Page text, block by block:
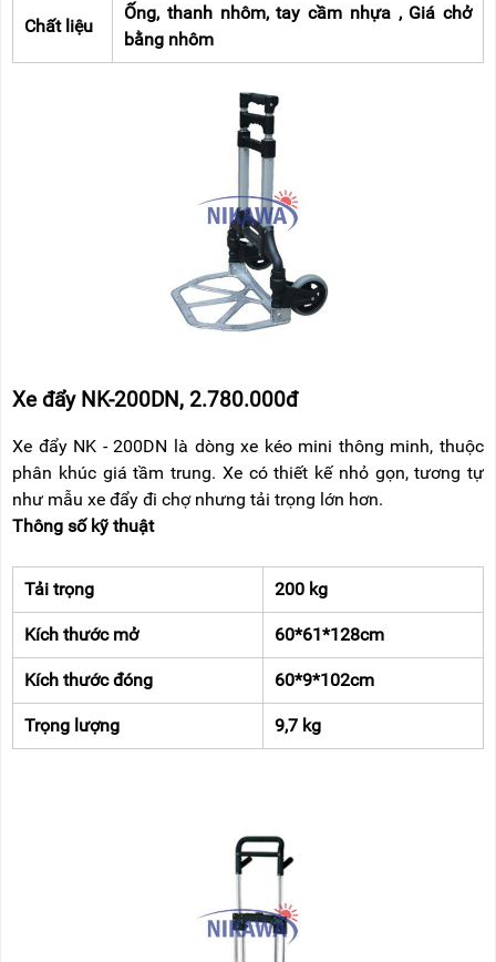
Chất liệu
Ống, thanh nhôm, tay cầm nhựa , Giá chở
bằng nhôm
Xe đẩy NK-200DN, 2.780.000đ
Xe đẩy NK - 200DN là dòng xe kéo mini thông minh, thuộc
phân khúc giá tầm trung. Xe có thiết kế nhỏ gọn, tương tự
như mẫu xe đẩy đi chợ nhưng tải trọng lớn hơn.
Thông số kỹ thuật
Tải trọng 200 kg
Kích thước mở 60*61*128cm
Kích thước đóng 60*9*102cm
Trọng lượng 9,7 kg